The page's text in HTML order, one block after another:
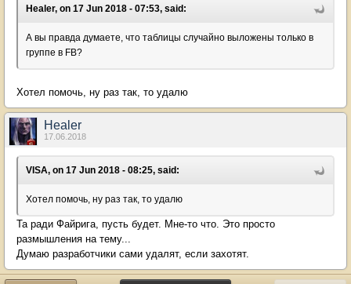
Healer, on 17 Jun 2018 - 07:53, said:
А вы правда думаете, что таблицы случайно выложены только в
группе в FB?
Хотел помочь, ну раз так, то удалю
Healer
17.06.2018
VISA, on 17 Jun 2018 - 08:25, said:
Хотел помочь, ну раз так, то удалю
Та ради Файрига, пусть будет. Мне-то что. Это просто
размышления на тему...
Думаю разработчики сами удалят, если захотят.